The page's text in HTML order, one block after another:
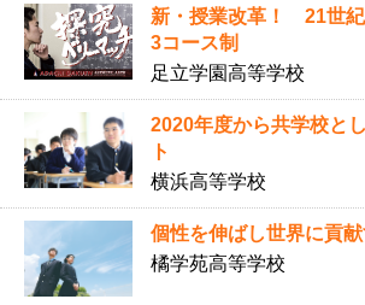
新・授業改革！ 21世
3コース制
足立学園高等学校
2020年度から共学校と
ト
横浜高等学校
個性を伸ばし世界に貢
橘学苑高等学校